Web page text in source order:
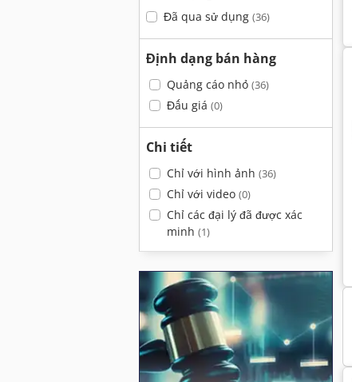
Đã qua sử dụng (36)
Định dạng bán hàng
Quảng cáo nhỏ (36)
Đấu giá (0)
Chi tiết
Chỉ với hình ảnh (36)
Chỉ với video (0)
Chỉ các đại lý đã được xác
minh (1)
Amazone Uf 901 Amazone Uf 1501